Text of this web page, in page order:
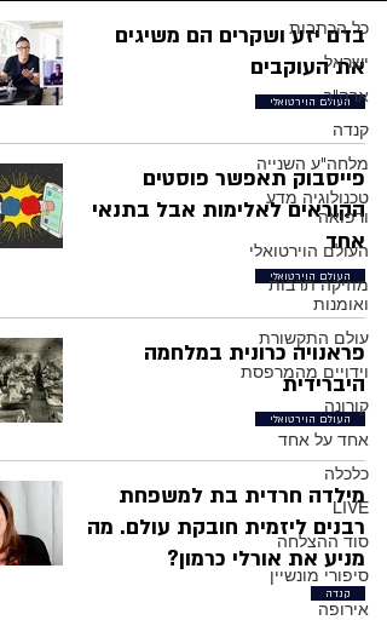
כל הכתבות
ישראל
ארה"ב
קנדה
מלחה"ע השנייה
טכנולוגיה מדע
ורפואה
העולם הוירטואלי
מוזיקה תרבות
ואומנות
עולם התקשורת
וידויים מהמרפסת
קורונה
אחד על אחד
כלכלה
LIVE
סוד ההצלחה
סיפורי מונשיין
אירופה
בדם יזע ושקרים הם משיגים
את העוקבים
העולם הוירטואלי
פייסבוק תאפשר פוסטים
הקוראים לאלימות אבל בתנאי
אחד
העולם הוירטואלי
פראנויה כרונית במלחמה
היברידית
העולם הוירטואלי
מילדה חרדית בת למשפחת
רבנים ליזמית חובקת עולם. מה
מניע את אורלי כרמון?
קנדה